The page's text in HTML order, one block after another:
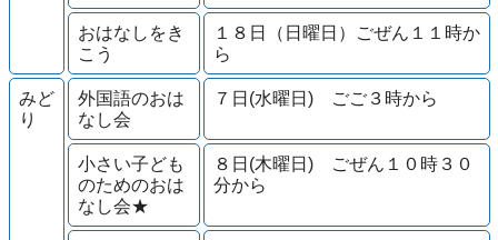
おはなしをき
こう
１８日（日曜日）ごぜん１１時か
ら
みど
り
外国語のおは
なし会
７日(水曜日) ごご３時から
小さい子ども
のためのおは
なし会★
８日(木曜日) ごぜん１０時３０
分から